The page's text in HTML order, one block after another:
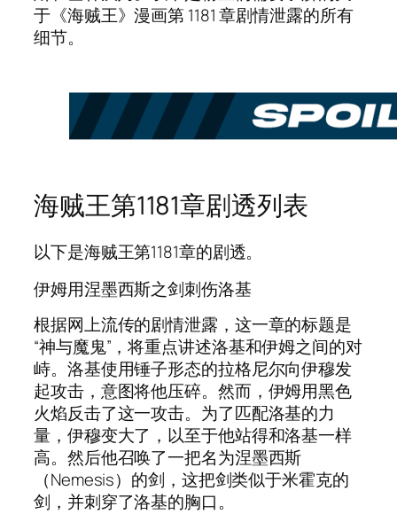
于《海贼王》漫画第 1181 章剧情泄露的所有
细节。
海贼王第1181章剧透列表
以下是海贼王第1181章的剧透。
伊姆用涅墨西斯之剑刺伤洛基
根据网上流传的剧情泄露，这一章的标题是
“神与魔鬼”，将重点讲述洛基和伊姆之间的对
峙。洛基使用锤子形态的拉格尼尔向伊穆发
起攻击，意图将他压碎。然而，伊姆用黑色
火焰反击了这一攻击。为了匹配洛基的力
量，伊穆变大了，以至于他站得和洛基一样
高。然后他召唤了一把名为涅墨西斯
（Nemesis）的剑，这把剑类似于米霍克的
剑，并刺穿了洛基的胸口。